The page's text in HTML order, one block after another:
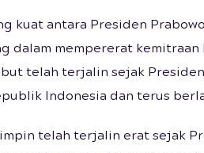
kuat antara Presiden
dalam mempererat kemitraan
telah terjalin sejak
Indonesia dan terus
telah terjalin erat sejak